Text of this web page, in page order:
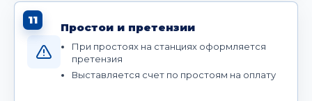
11
Простои и претензии
При простоях на станциях оформляется
претензия
Выставляется счет по простоям на оплату